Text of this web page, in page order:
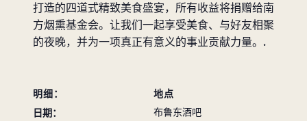
打造的四道式精致美食盛宴，所有收益将捐赠给南
方烟熏基金会。让我们一起享受美食、与好友相聚
的夜晚，并为一项真正有意义的事业贡献力量。.
明细：
日期：
地点
布鲁东酒吧